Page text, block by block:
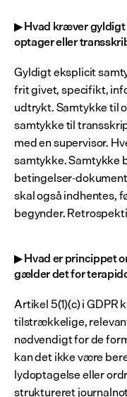
▶ Hvad kræver
optager eller
Gyldigt eksplicit
frit givet, specifikt,
udtrykt. Samtykke til
samtykke til
med en supervisor.
samtykke. Samtykke
betingelser-
skal også indhentes,
begynder.
▶ Hvad er princippet
gælder det for
Artikel 5(1)(c) i
tilstrækkelige,
nødvendigt for de
kan det ikke være
lydoptagelse eller
struktureret